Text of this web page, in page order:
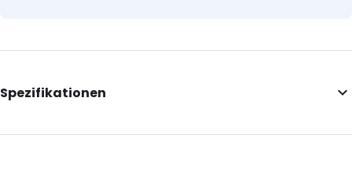
Spezifikationen
Internal Length: 297